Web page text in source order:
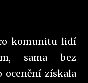
komunitu lidí
sama bez
získala